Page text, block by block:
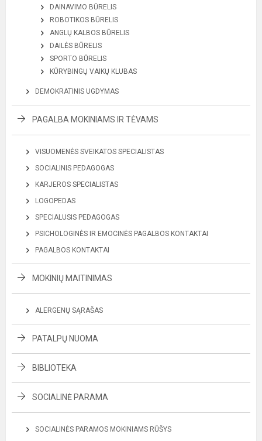
DAINAVIMO BŪRELIS
ROBOTIKOS BŪRELIS
ANGLŲ KALBOS BŪRELIS
DAILĖS BŪRELIS
SPORTO BŪRELIS
KŪRYBINGŲ VAIKŲ KLUBAS
DEMOKRATINIS UGDYMAS
PAGALBA MOKINIAMS IR TĖVAMS
VISUOMENĖS SVEIKATOS SPECIALISTAS
SOCIALINIS PEDAGOGAS
KARJEROS SPECIALISTAS
LOGOPEDAS
SPECIALUSIS PEDAGOGAS
PSICHOLOGINĖS IR EMOCINĖS PAGALBOS KONTAKTAI
PAGALBOS KONTAKTAI
MOKINIŲ MAITINIMAS
ALERGENŲ SĄRAŠAS
PATALPŲ NUOMA
BIBLIOTEKA
SOCIALINĖ PARAMA
SOCIALINĖS PARAMOS MOKINIAMS RŪŠYS